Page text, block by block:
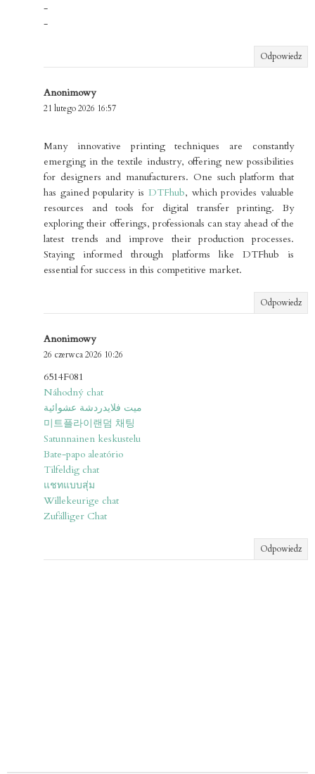
-
-
Odpowiedz
Anonimowy
21 lutego 2026 16:57
Many innovative printing techniques are constantly
emerging in the textile industry, offering new possibilities
for designers and manufacturers. One such platform that
has gained popularity is DTFhub, which provides valuable
resources and tools for digital transfer printing. By
exploring their offerings, professionals can stay ahead of the
latest trends and improve their production processes.
Staying informed through platforms like DTFhub is
essential for success in this competitive market.
Odpowiedz
Anonimowy
26 czerwca 2026 10:26
6514F081
Náhodný chat
ميت فلايدردشة عشوائية
미트플라이랜덤 채팅
Satunnainen keskustelu
Bate-papo aleatório
Tilfeldig chat
แชทแบบสุ่ม
Willekeurige chat
Zufälliger Chat
Odpowiedz